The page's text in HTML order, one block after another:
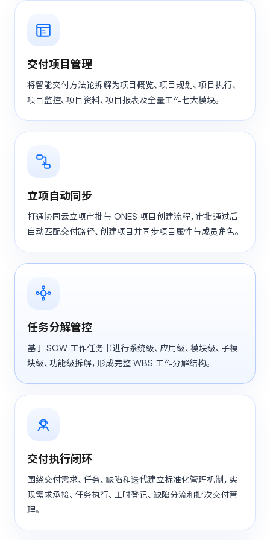
交付项目管理
将智能交付方法论拆解为项目概览、项目规划、项目执行、
项目监控、项目资料、项目报表及全量工作七大模块。
立项自动同步
打通协同云立项审批与 ONES 项目创建流程，审批通过后
自动匹配交付路径、创建项目并同步项目属性与成员角色。
任务分解管控
基于 SOW 工作任务书进行系统级、应用级、模块级、子模
块级、功能级拆解，形成完整 WBS 工作分解结构。
交付执行闭环
围绕交付需求、任务、缺陷和迭代建立标准化管理机制，实
现需求承接、任务执行、工时登记、缺陷分流和批次交付管
理。